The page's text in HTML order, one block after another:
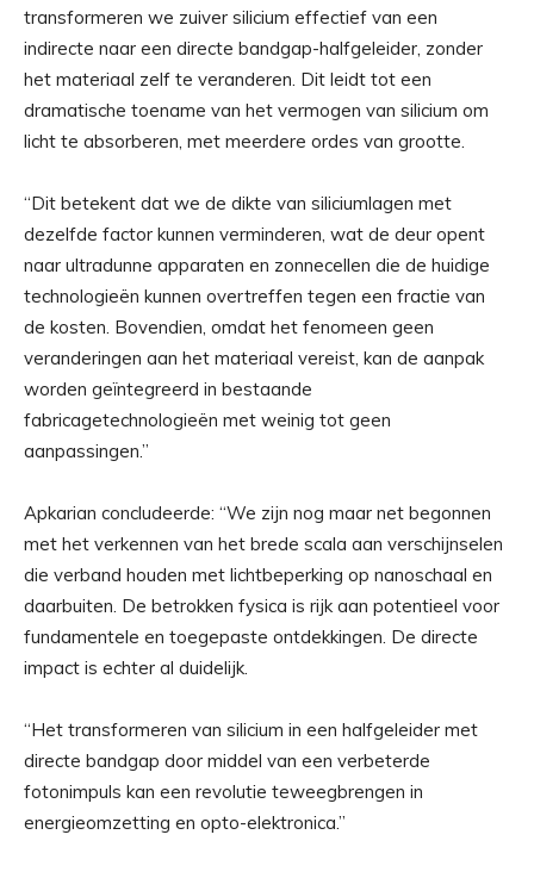
transformeren we zuiver silicium effectief van een
indirecte naar een directe bandgap-halfgeleider, zonder
het materiaal zelf te veranderen. Dit leidt tot een
dramatische toename van het vermogen van silicium om
licht te absorberen, met meerdere ordes van grootte.
“Dit betekent dat we de dikte van siliciumlagen met
dezelfde factor kunnen verminderen, wat de deur opent
naar ultradunne apparaten en zonnecellen die de huidige
technologieën kunnen overtreffen tegen een fractie van
de kosten. Bovendien, omdat het fenomeen geen
veranderingen aan het materiaal vereist, kan de aanpak
worden geïntegreerd in bestaande
fabricagetechnologieën met weinig tot geen
aanpassingen.”
Apkarian concludeerde: “We zijn nog maar net begonnen
met het verkennen van het brede scala aan verschijnselen
die verband houden met lichtbeperking op nanoschaal en
daarbuiten. De betrokken fysica is rijk aan potentieel voor
fundamentele en toegepaste ontdekkingen. De directe
impact is echter al duidelijk.
“Het transformeren van silicium in een halfgeleider met
directe bandgap door middel van een verbeterde
fotonimpuls kan een revolutie teweegbrengen in
energieomzetting en opto-elektronica.”